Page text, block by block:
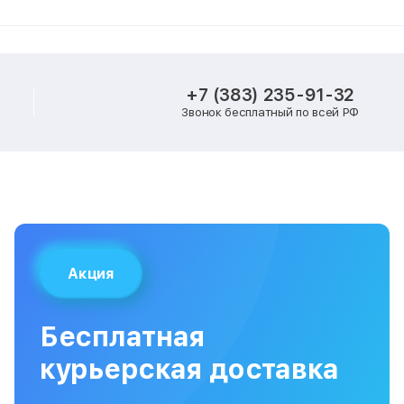
+7 (383) 235-91-32
Звонок бесплатный по всей РФ
Акция
Бесплатная
курьерская доставка